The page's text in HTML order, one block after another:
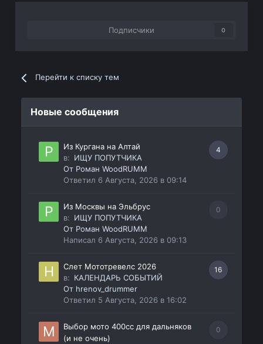
Подписчики 0
Перейти к списку тем
Новые сообщения
4
Из Кургана на Алтай
в: ИЩУ ПОПУТЧИКА
От Роман WoodRUMM
Ответил 6 Августа, 2026 в 09:14
0
Из Москвы на Эльбрус
в: ИЩУ ПОПУТЧИКА
От Роман WoodRUMM
Написал 6 Августа, 2026 в 09:13
16
Слет Мототревелс 2026
в: КАЛЕНДАРЬ СОБЫТИЙ
От hrenov_drummer
Ответил 5 Августа, 2026 в 16:02
0
Выбор мото 400сс для дальняков
(и не очень)